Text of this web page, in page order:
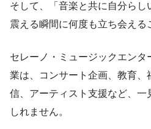
そして、「音楽と共に自分ら
震える瞬間に何度も立ち会える
セレーノ・ミュージックエン
業は、コンサート企画、教育
信、アーティスト支援など、一
しれません。